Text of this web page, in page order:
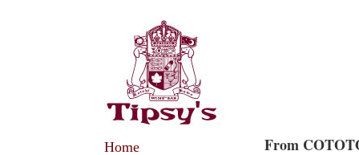
From
Home